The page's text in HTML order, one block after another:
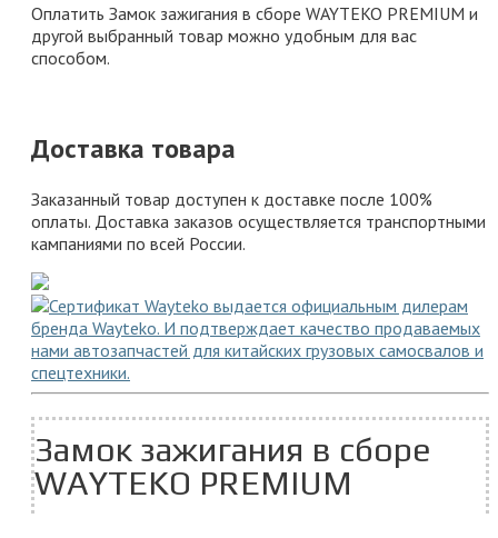
Оплатить Замок зажигания в сборе WAYTEKO PREMIUM и
другой выбранный товар можно удобным для вас
способом.
Доставка товара
Заказанный товар доступен к доставке после 100%
оплаты. Доставка заказов осуществляется транспортными
кампаниями по всей России.
Замок зажигания в сборе
WAYTEKO PREMIUM